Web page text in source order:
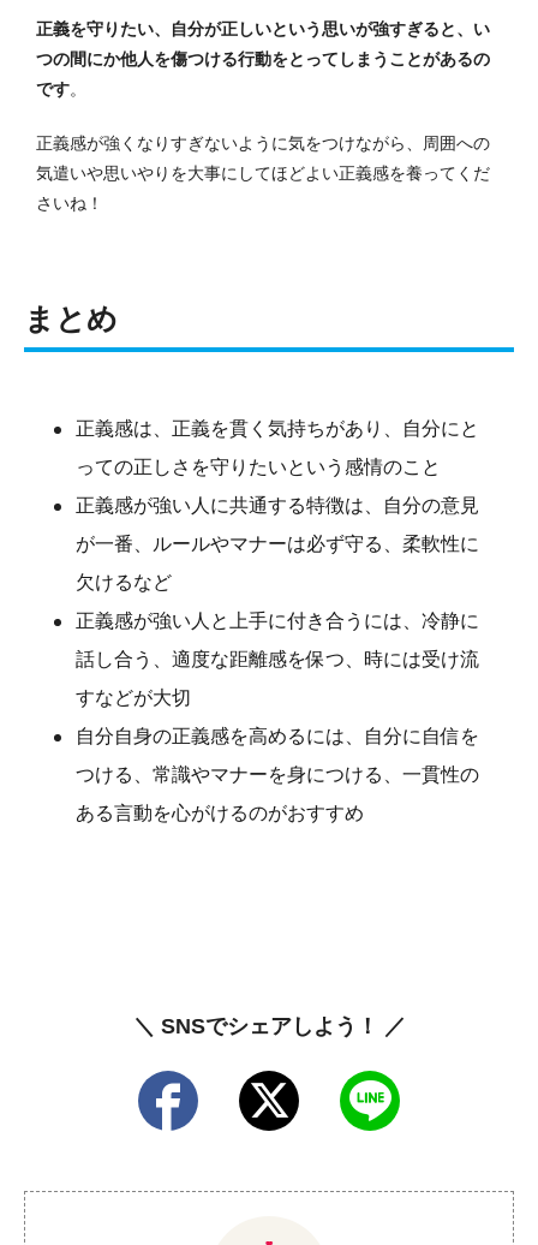
正義を守りたい、自分が正しいという思いが強すぎると、い
つの間にか他人を傷つける行動をとってしまうことがあるの
です。
正義感が強くなりすぎないように気をつけながら、周囲への
気遣いや思いやりを大事にしてほどよい正義感を養ってくだ
さいね！
まとめ
正義感は、正義を貫く気持ちがあり、自分にと
っての正しさを守りたいという感情のこと
正義感が強い人に共通する特徴は、自分の意見
が一番、ルールやマナーは必ず守る、柔軟性に
欠けるなど
正義感が強い人と上手に付き合うには、冷静に
話し合う、適度な距離感を保つ、時には受け流
すなどが大切
自分自身の正義感を高めるには、自分に自信を
つける、常識やマナーを身につける、一貫性の
ある言動を心がけるのがおすすめ
＼ SNSでシェアしよう！ ／